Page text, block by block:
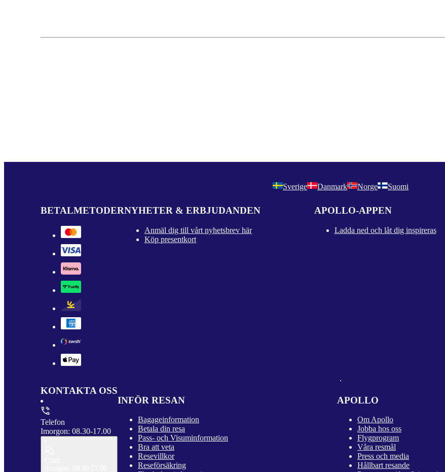
Sverige Danmark Norge Suomi
BETALMETODERNYHETER & ERBJUDANDEN
Anmäl dig till vårt nyhetsbrev här
Köp presentkort
APOLLO-APPEN
Ladda ned och låt dig inspireras
KONTAKTA OSS
Telefon
Imorgon: 08.30-17.00
INFÖR RESAN
Bagageinformation
Betala din resa
Pass- och Visuminformation
Bra att veta
Resevillkor
Reseförsäkring
APOLLO
Om Apollo
Jobba hos oss
Flygprogram
Våra resmål
Press och media
Hållbart resande